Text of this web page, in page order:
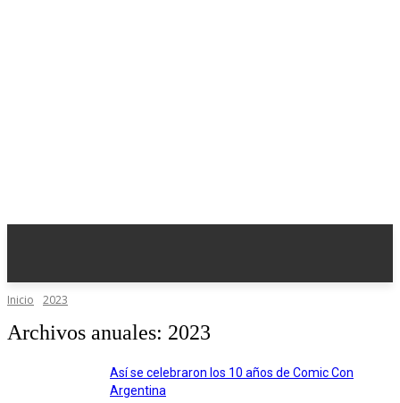
Inicio 2023
Archivos anuales: 2023
Así se celebraron los 10 años de Comic Con
Argentina